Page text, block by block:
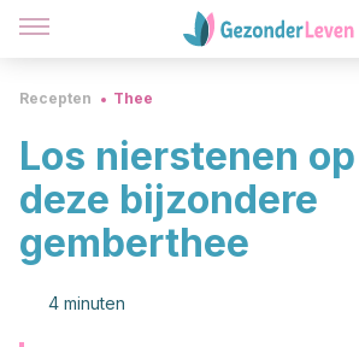
Recepten Thee
Los nierstenen
deze bijzondere
gemberthee
4 minuten